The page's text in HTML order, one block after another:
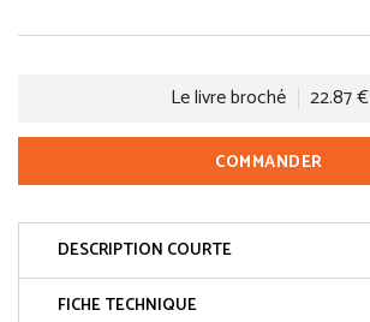
Le livre broché 22.87 €
COMMANDER
DESCRIPTION COURTE
FICHE TECHNIQUE